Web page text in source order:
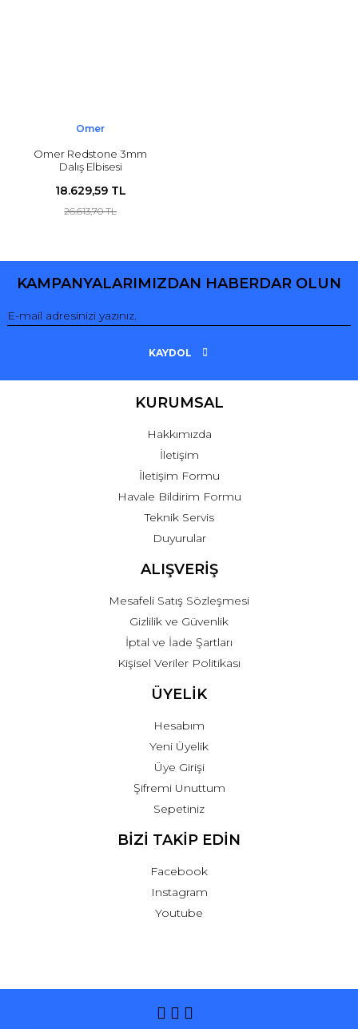
Omer
Omer Redstone 3mm
Dalış Elbisesi
18.629,59 TL
26.613,70 TL
KAMPANYALARIMIZDAN HABERDAR OLUN
KAYDOL
KURUMSAL
Hakkımızda
İletişim
İletişim Formu
Havale Bildirim Formu
Teknik Servis
Duyurular
ALIŞVERİŞ
Mesafeli Satış Sözleşmesi
Gizlilik ve Güvenlik
İptal ve İade Şartları
Kişisel Veriler Politikası
ÜYELİK
Hesabım
Yeni Üyelik
Üye Girişi
Şifremi Unuttum
Sepetiniz
BİZİ TAKİP EDİN
Facebook
Instagram
Youtube